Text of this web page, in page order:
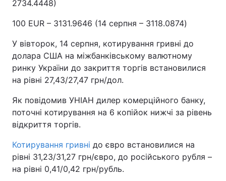
2734.4448)
100 EUR – 3131.9646 (14 серпня – 3118.0874)
У вівторок, 14 серпня, котирування гривні до
долара США на міжбанківському валютному
ринку України до закриття торгів встановилися
на рівні 27,43/27,47 грн/дол.
Як повідомив УНІАН дилер комерційного банку,
поточні котирування на 6 копійок нижчі за рівень
відкриття торгів.
Котирування гривні до євро встановилися на
рівні 31,23/31,27 грн/євро, до російського рубля –
на рівні 0,41/0,42 грн/рубль.